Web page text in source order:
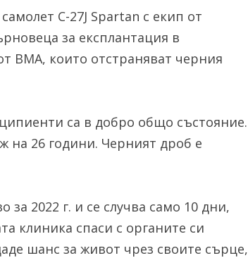
C-27J Spartan с екип от
за експлантация в
ВМА, които отстраняват черния
са в добро общо състояние.
на 26 години. Черният дроб е
2022 г. и се случва само 10 дни,
клиника спаси с органите си
шанс за живот чрез своите сърце,